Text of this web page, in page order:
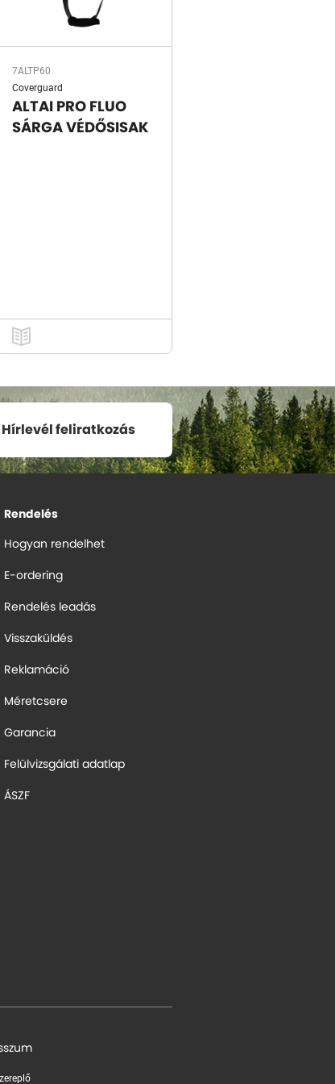
7ALTP60
Coverguard
ALTAI PRO FLUO
SÁRGA VÉDŐSISAK
Hírlevél feliratkozás
Rendelés
Hogyan rendelhet
E-ordering
Rendelés leadás
Visszaküldés
Reklamáció
Méretcsere
Garancia
Felülvizsgálati adatlap
ÁSZF